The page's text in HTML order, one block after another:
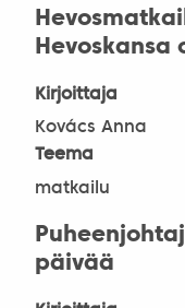
Hevoskansa
Kirjoittaja
Kovács Anna
Teema
matkailu
päivää